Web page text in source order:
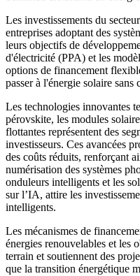
Les investissements du
entreprises adoptant des
leurs objectifs de
d'électricité (PPA) et les
options de financement
passer à l'énergie solaire
Les technologies innovantes
pérovskite, les modules
flottantes représentent des
investisseurs. Ces avancées
des coûts réduits, renforçant
numérisation des systèmes
onduleurs intelligents et les
sur l’IA, attire les
intelligents.
Les mécanismes de
énergies renouvelables et les
terrain et soutiennent des
que la transition énergétique